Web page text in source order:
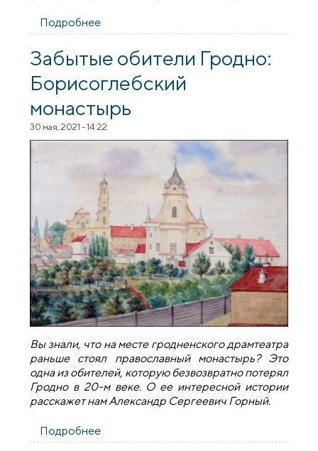
Подробнее
Забытые обители Гродно:
Борисоглебский
монастырь
30 мая, 2021 - 14:22
Вы знали, что на месте гродненского драмтеатра
раньше стоял православный монастырь? Это
одна из обителей, которую безвозвратно потерял
Гродно в 20-м веке. О ее интересной истории
расскажет нам Александр Сергеевич Горный.
Подробнее
Борисоглебский монастырь